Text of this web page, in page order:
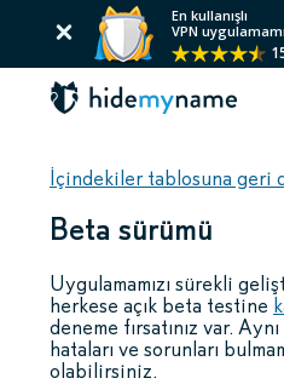
En kullanışlı
VPN
İçindekiler tablosuna geri
Beta sürümü
Uygulamamızı sürekli
herkese açık beta testine
deneme fırsatınız var.
hataları ve sorunları
olabilirsiniz.